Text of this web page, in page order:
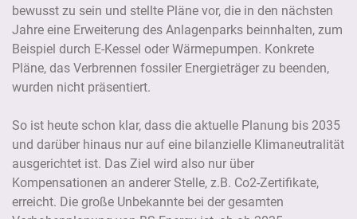
bewusst zu sein und stellte Pläne vor, die in den nächsten
Jahre eine Erweiterung des Anlagenparks beinnhalten, zum
Beispiel durch E-Kessel oder Wärmepumpen. Konkrete
Pläne, das Verbrennen fossiler Energieträger zu beenden,
wurden nicht präsentiert.
So ist heute schon klar, dass die aktuelle Planung bis 2035
und darüber hinaus nur auf eine bilanzielle Klimaneutralität
ausgerichtet ist. Das Ziel wird also nur über
Kompensationen an anderer Stelle, z.B. Co2-Zertifikate,
erreicht. Die große Unbekannte bei der gesamten